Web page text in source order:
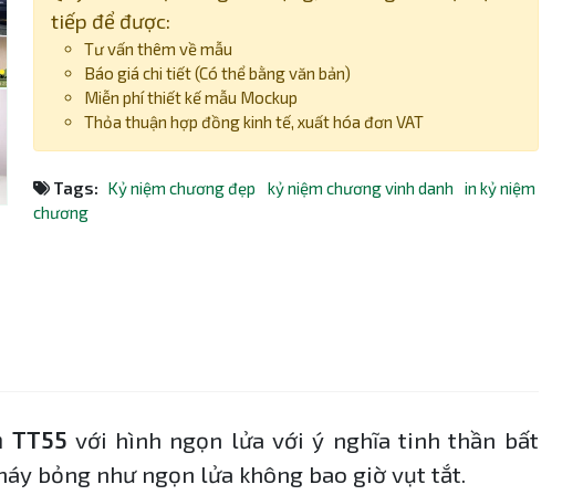
tiếp để được:
Tư vấn thêm về mẫu
Báo giá chi tiết (Có thể bằng văn bản)
Miễn phí thiết kế mẫu Mockup
Thỏa thuận hợp đồng kinh tế, xuất hóa đơn VAT
Tags: Kỷ niệm chương đẹp kỷ niệm chương vinh danh
in kỷ niệm
chương
TT55 với hình ngọn lửa với ý nghĩa tinh thần bất
bỏng như ngọn lửa không bao giờ vụt tắt.